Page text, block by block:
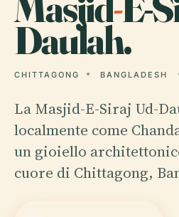
Daulah.
CHITTAGONG BANGLADESH
La Masjid-E-Siraj Ud-
localmente come
un gioiello
cuore di Chittagong,